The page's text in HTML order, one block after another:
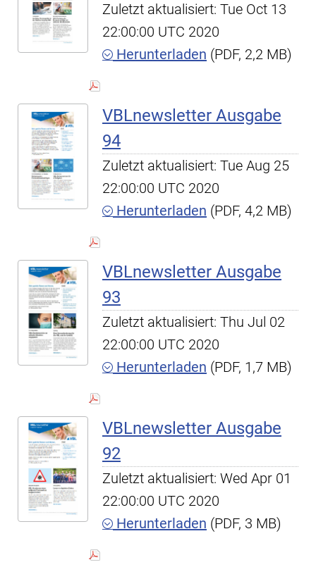
Zuletzt aktualisiert: Tue Oct 13
22:00:00 UTC 2020
Herunterladen (PDF, 2,2 MB)
VBLnewsletter Ausgabe
94
Zuletzt aktualisiert: Tue Aug 25
22:00:00 UTC 2020
Herunterladen (PDF, 4,2 MB)
VBLnewsletter Ausgabe
93
Zuletzt aktualisiert: Thu Jul 02
22:00:00 UTC 2020
Herunterladen (PDF, 1,7 MB)
VBLnewsletter Ausgabe
92
Zuletzt aktualisiert: Wed Apr 01
22:00:00 UTC 2020
Herunterladen (PDF, 3 MB)